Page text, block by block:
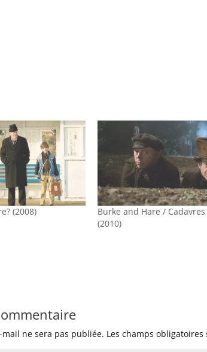
(2008)
Burke and Hare /
(2010)
mail ne sera pas publiée. Les champs